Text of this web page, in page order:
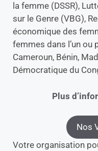
la femme (DSSR),
sur le Genre (VBG),
économique des
femmes dans l’un ou
Cameroun, Bénin,
Démocratique du
Plus
Nos
Votre organisation